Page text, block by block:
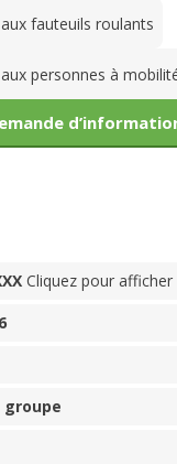
fauteuils roulants
personnes à
Cliquez pour afficher
groupe